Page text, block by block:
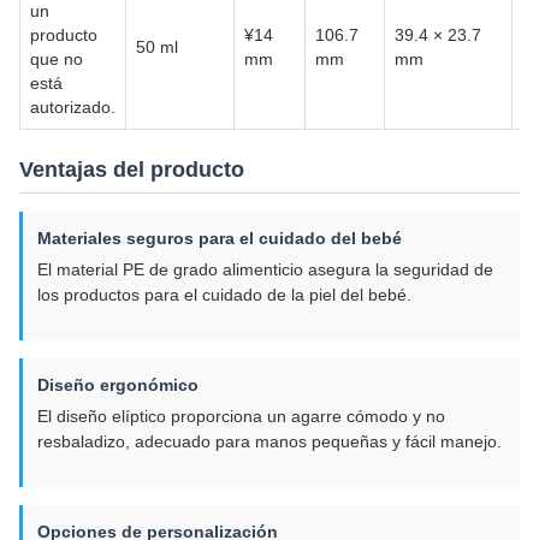
un
producto
que no
está
autorizado.
50 ml
¥14
mm
106.7
mm
39.4 × 23.7
mm
Ventajas del producto
Materiales seguros para el cuidado del bebé
El material PE de grado alimenticio asegura la seguridad de
los productos para el cuidado de la piel del bebé.
Diseño ergonómico
El diseño elíptico proporciona un agarre cómodo y no
resbaladizo, adecuado para manos pequeñas y fácil manejo.
Opciones de personalización